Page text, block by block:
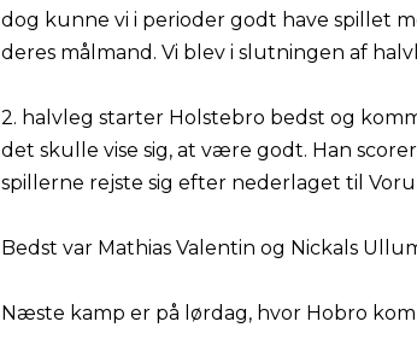
dog kunne vi i perioder godt have spillet
deres målmand. Vi blev i slutningen af
2. halvleg starter Holstebro bedst og
det skulle vise sig, at være godt. Han
spillerne rejste sig efter nederlaget til
Bedst var Mathias Valentin og Nickals
Næste kamp er på lørdag, hvor Hobro